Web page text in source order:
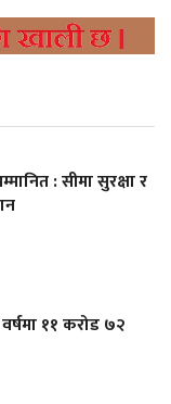
: सीमा सुरक्षा र
वर्षमा ११ करोड ७२